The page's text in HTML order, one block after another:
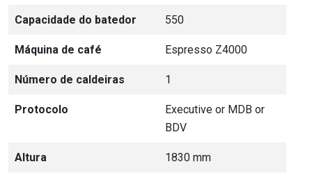
Capacidade do batedor 550
Máquina de café Espresso Z4000
Número de caldeiras 1
Protocolo
Executive or MDB or
BDV
Altura 1830 mm